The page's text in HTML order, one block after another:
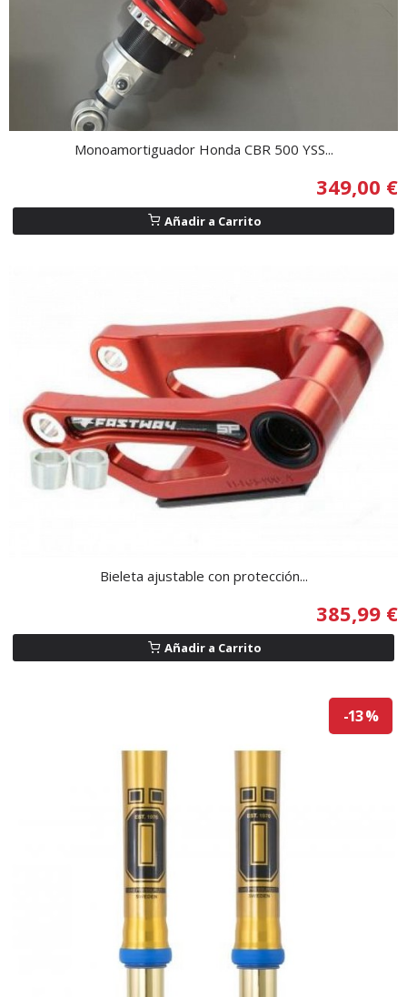
Monoamortiguador Honda CBR 500 YSS...
349,00 €
Añadir a Carrito
Bieleta ajustable con protección...
385,99 €
Añadir a Carrito
-13 %